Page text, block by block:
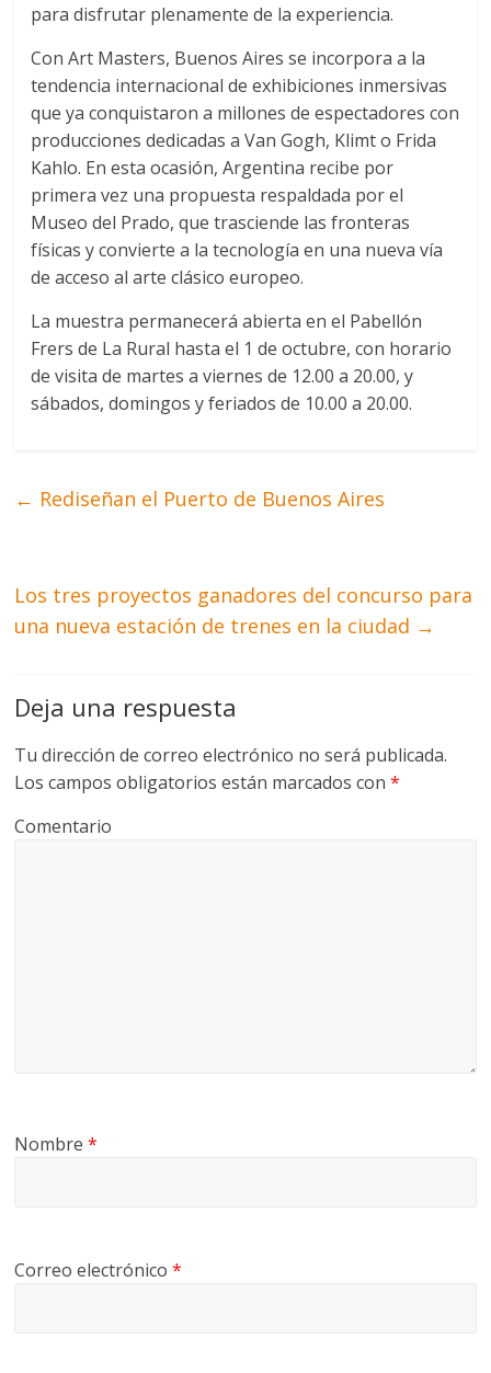
para disfrutar plenamente de la experiencia.
Con Art Masters, Buenos Aires se incorpora a la
tendencia internacional de exhibiciones inmersivas
que ya conquistaron a millones de espectadores con
producciones dedicadas a Van Gogh, Klimt o Frida
Kahlo. En esta ocasión, Argentina recibe por
primera vez una propuesta respaldada por el
Museo del Prado, que trasciende las fronteras
físicas y convierte a la tecnología en una nueva vía
de acceso al arte clásico europeo.
La muestra permanecerá abierta en el Pabellón
Frers de La Rural hasta el 1 de octubre, con horario
de visita de martes a viernes de 12.00 a 20.00, y
sábados, domingos y feriados de 10.00 a 20.00.
← Rediseñan el Puerto de Buenos Aires
Los tres proyectos ganadores del concurso para
una nueva estación de trenes en la ciudad →
Deja una respuesta
Tu dirección de correo electrónico no será publicada.
Los campos obligatorios están marcados con*
Comentario
Nombre*
Correo electrónico*